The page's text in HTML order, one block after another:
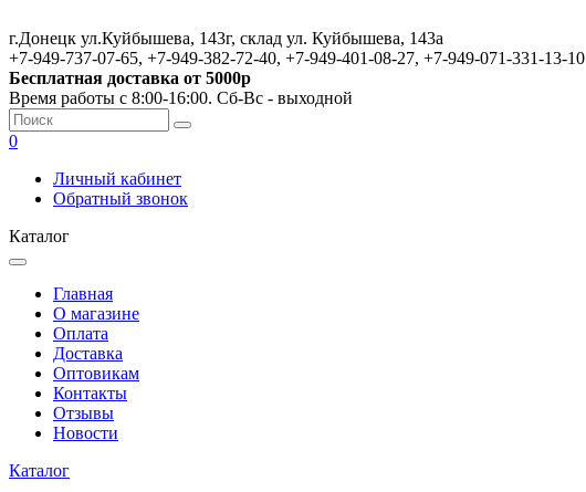
г.Донецк ул.Куйбышева, 143г, склад ул. Куйбышева, 143а
+7-949-737-07-65, +7-949-382-72-40, +7-949-401-08-27, +7-949-071-331-13-10
Бесплатная доставка от 5000р
Время работы с 8:00-16:00. Сб-Вс - выходной
0
Личный кабинет
Обратный звонок
Каталог
Главная
О магазине
Оплата
Доставка
Оптовикам
Контакты
Отзывы
Новости
Каталог